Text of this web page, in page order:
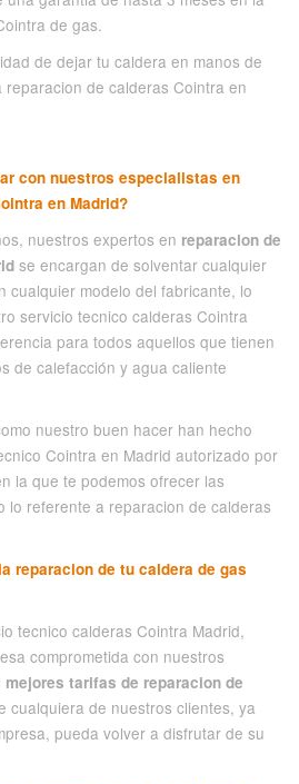
de gas.
de dejar tu caldera en manos de
de calderas Cointra en
con nuestros especialistas en
en Madrid?
nuestros expertos en reparacion de
se encargan de solventar cualquier
cualquier modelo del fabricante, lo
servicio tecnico calderas Cointra
para todos aquellos que tienen
de calefacción y agua caliente
nuestro buen hacer han hecho
Cointra en Madrid autorizado por
la que te podemos ofrecer las
lo referente a reparacion de calderas
reparacion de tu caldera de gas
tecnico calderas Cointra Madrid,
comprometida con nuestros
mejores tarifas de reparacion de
cualquiera de nuestros clientes, ya
pueda volver a disfrutar de su